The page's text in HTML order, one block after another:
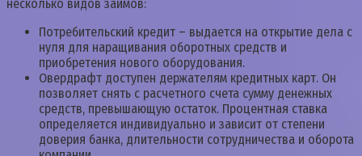
несколько видов займов:
Потребительский кредит – выдается на открытие дела с
нуля для наращивания оборотных средств и
приобретения нового оборудования.
Овердрафт доступен держателям кредитных карт. Он
позволяет снять с расчетного счета сумму денежных
средств, превышающую остаток. Процентная ставка
определяется индивидуально и зависит от степени
доверия банка, длительности сотрудничества и оборота